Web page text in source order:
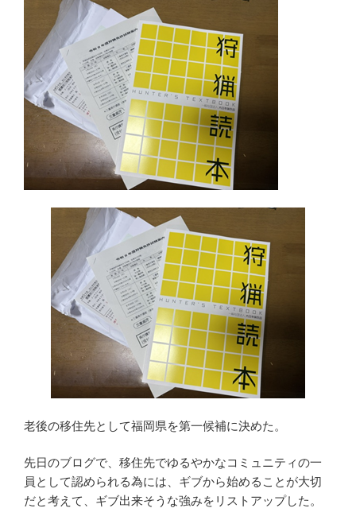
老後の移住先として福岡県を第一候補に決めた。
先日のブログで、移住先でゆるやかなコミュニティの一
員として認められる為には、ギブから始めることが大切
だと考えて、ギブ出来そうな強みをリストアップした。